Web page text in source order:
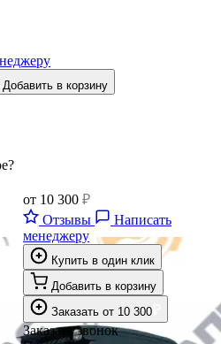
Добавить в корзину
от 10 300 ₽
Отзывы
Написать
менеджеру
Купить в один клик
Добавить в корзину
Заказать от 10 300
Заказать звонок